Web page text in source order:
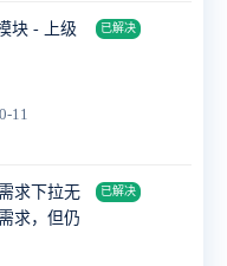
块 - 上级
已解决
11
求下拉无
求，但仍
已解决